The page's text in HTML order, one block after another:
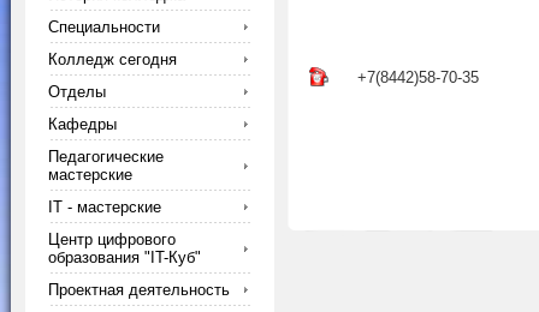
+7(8442)58-70-35
Специальности
Колледж сегодня
Отделы
Кафедры
Педагогические
мастерские
IT - мастерские
Центр цифрового
образования "IT-Куб"
Проектная деятельность